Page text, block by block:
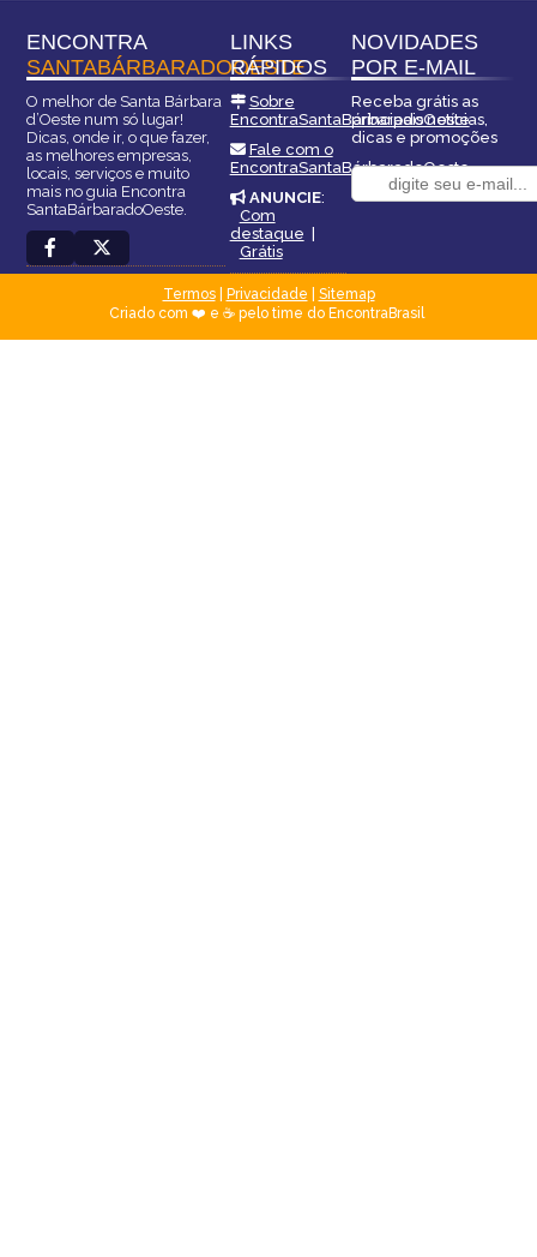
ENCONTRA
SANTABÁRBARADOOESTE
O melhor de Santa Bárbara
d’Oeste num só lugar!
Dicas, onde ir, o que fazer,
as melhores empresas,
locais, serviços e muito
mais no guia Encontra
SantaBárbaradoOeste.
LINKS
RÁPIDOS
Sobre
EncontraSantaBárbaradoOeste
Fale com o
EncontraSantaBárbaradoOeste
ANUNCIE:
Com
destaque |
Grátis
NOVIDADES
POR E-MAIL
Receba grátis as
principais notícias,
dicas e promoções
Termos| Privacidade
Sitemap
Criado com ❤️ e ☕ pelo time do EncontraBrasil